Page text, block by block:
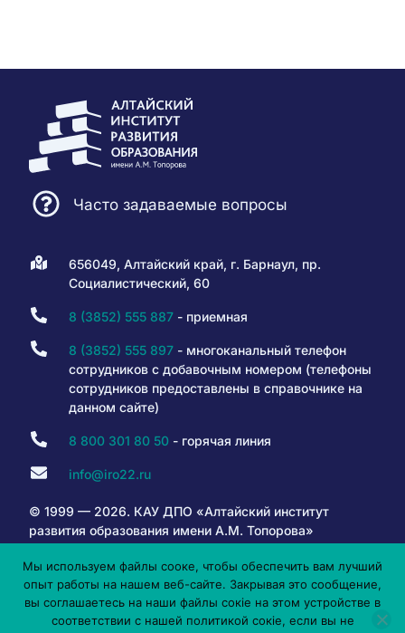
Часто задаваемые вопросы
656049, Алтайский край, г. Барнаул, пр.
Социалистический, 60
8 (3852) 555 887- приемная
8 (3852) 555 897- многоканальный телефон
сотрудников с добавочным номером (телефоны
сотрудников предоставлены в справочнике на
данном сайте)
8 800 301 80 50- горячая линия
info@iro22.ru
© 1999 — 2026. КАУ ДПО «Алтайский институт
развития образования имени А.М. Топорова»
6+
Мы используем файлы сооке, чтобы обеспечить вам лучший
опыт работы на нашем веб-сайте. Закрывая это сообщение,
вы соглашаетесь на наши файлы сокіе на этом устройстве в
соответствии с нашей политикой сокіе, если вы не